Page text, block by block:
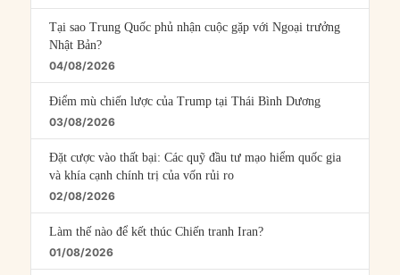
Tại sao Trung Quốc phủ nhận cuộc gặp với Ngoại trưởng
Nhật Bản?
04/08/2026
Điểm mù chiến lược của Trump tại Thái Bình Dương
03/08/2026
Đặt cược vào thất bại: Các quỹ đầu tư mạo hiểm quốc gia
và khía cạnh chính trị của vốn rủi ro
02/08/2026
Làm thế nào để kết thúc Chiến tranh Iran?
01/08/2026